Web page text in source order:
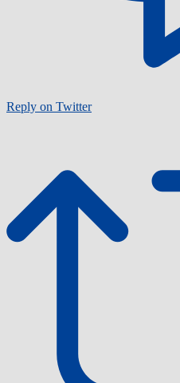
Reply on Twitter